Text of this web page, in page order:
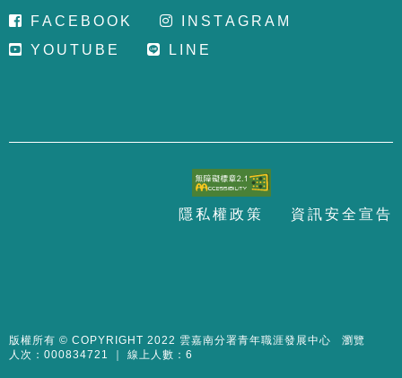
FA C E B OO K N S TA G R A M
Y O U T U B E L N E
隱 私 權政 策 資 訊安全 宣 告
版權所有 © COPYRIGHT 2022 雲嘉南分署青年職涯發展中心 瀏覽
人次：000834721 ｜ 線上人數：6